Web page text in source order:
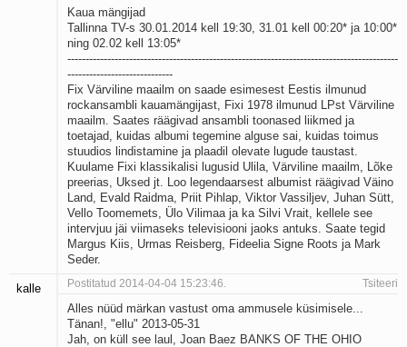
Kaua mängijad
Tallinna TV-s 30.01.2014 kell 19:30, 31.01 kell 00:20* ja 10:00*
ning 02.02 kell 13:05*
-------------------------------------------------------------------------------------------
-----------------------------
Fix Värviline maailm on saade esimesest Eestis ilmunud
rockansambli kauamängijast, Fixi 1978 ilmunud LPst Värviline
maailm. Saates räägivad ansambli toonased liikmed ja
toetajad, kuidas albumi tegemine alguse sai, kuidas toimus
stuudios lindistamine ja plaadil olevate lugude taustast.
Kuulame Fixi klassikalisi lugusid Ulila, Värviline maailm, Lõke
preerias, Uksed jt. Loo legendaarsest albumist räägivad Väino
Land, Evald Raidma, Priit Pihlap, Viktor Vassiljev, Juhan Sütt,
Vello Toomemets, Ülo Vilimaa ja ka Silvi Vrait, kellele see
intervjuu jäi viimaseks televisiooni jaoks antuks. Saate tegid
Margus Kiis, Urmas Reisberg, Fideelia Signe Roots ja Mark
Seder.
kalle Postitatud 2014-04-04 15:23:46. Tsiteeri
Alles nüüd märkan vastust oma ammusele küsimisele...
Tänan!, "ellu" 2013-05-31
Jah, on küll see laul, Joan Baez BANKS OF THE OHIO